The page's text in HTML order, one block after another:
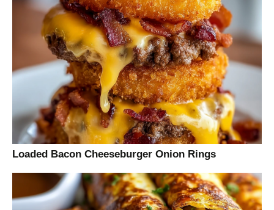
Loaded Bacon Cheeseburger Onion Rings